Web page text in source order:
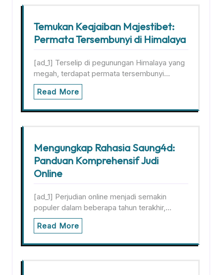
Temukan Keajaiban Majestibet:
Permata Tersembunyi di Himalaya
[ad_1] Terselip di pegunungan Himalaya yang
megah, terdapat permata tersembunyi…
Read More
Mengungkap Rahasia Saung4d:
Panduan Komprehensif Judi
Online
[ad_1] Perjudian online menjadi semakin
populer dalam beberapa tahun terakhir,…
Read More